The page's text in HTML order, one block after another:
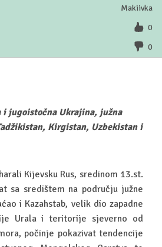
Makiivka
0
0
i jugoistočna Ukrajina, južna
Kirgistan, Uzbekistan i
Kijevsku Rus, sredinom 13.st.
sa središtem na području južne
i Kazahstab, velik dio zapadne
Urala i teritorije sjeverno od
počinje pokazivat tendencije